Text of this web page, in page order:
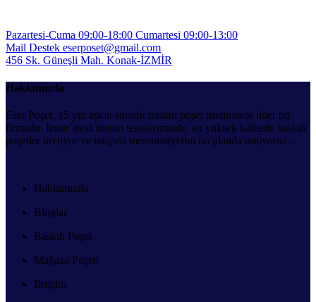
Pazartesi-Cuma 09:00-18:00 Cumartesi 09:00-13:00
Mail Destek eserposet@gmail.com
456 Sk. Güneşli Mah. Konak-İZMİR
Hakkımızda
Eser Poşet, 15 yılı aşkın süredir baskılı poşet üretiminde lider bir
firmadır. İzmir’deki üretim tesislerimizde, en yüksek kalitede baskılı
poşetler üretiyor ve müşteri memnuniyetini ön planda tutuyoruz..
Hakkımızda
Bloglar
Baskılı Poşet
Mağaza Poşeti
İletişim